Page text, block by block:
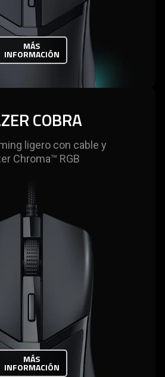
MÁS
INFORMACIÓN
COBRA
ligero con cable y
Chroma™ RGB
MÁS
INFORMACIÓN